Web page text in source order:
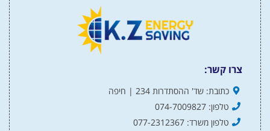
צרו קשר:
כתובת: שד' ההסתדרות 234 | חיפה
טלפון: 074-7009827
טלפון משרד: 077-2312367